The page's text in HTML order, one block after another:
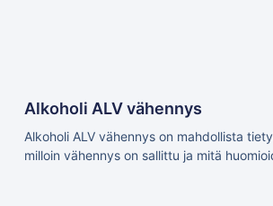
Alkoholi ALV vähennys
Alkoholi ALV vähennys on mahdollista
milloin vähennys on sallittu ja mitä